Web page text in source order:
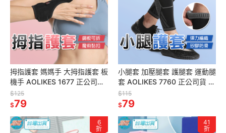
拇指護套 媽媽手 大拇指護套 板
機手 AOLIKES 1677 正公司貨
板機指 大拇指護具 運動護具 護
指套
$125
$79
小腿套 加壓腿套 護腿套 運動腿
套 AOLIKES 7760 正公司貨 運
動護具 護具 腿套 束腿套 護小
腿
$115
$79
6
折
41
折